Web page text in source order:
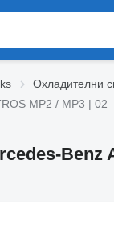
Охладителни
MP2 / MP3 | 02
Benz